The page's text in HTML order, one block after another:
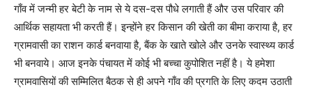
गाँव में जन्मी हर बेटी के नाम से ये दस-दस पौधे लगाती हैं और उस परिवार की
आर्थिक सहायता भी करती हैं। इन्होंने हर किसान की खेती का बीमा कराया है, हर
ग्रामवासी का राशन कार्ड बनवाया है, बैंक के खाते खोले और उनके स्वास्थ्य कार्ड
भी बनवाये। आज इनके पंचायत में कोई भी बच्चा कुपोशित नहीं है। ये हमेशा
ग्रामवासियों की सम्मिलित बैठक से ही अपने गाँव की प्रगति के लिए कदम उठाती